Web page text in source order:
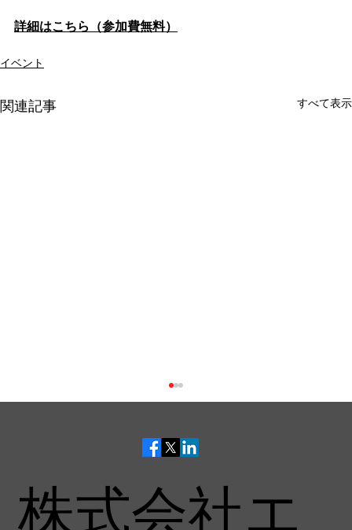
詳細はこちら（参加費無料）
イベント
関連記事 すべて表示
株式会社エ